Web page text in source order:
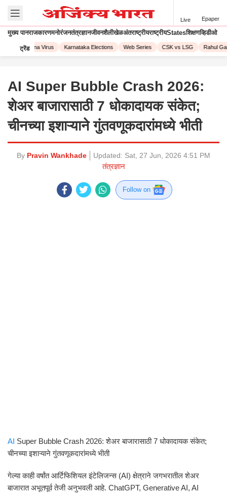
Live Epaper
मुख्य पानराजकारणमनोरंजनतंत्रज्ञानजीवनशैलीखेळअंतराष्ट्रीयराष्ट्रीयStatesशिक्षणव्हिडीओ
ट्रेंड
Corona Virus Karnataka Elections Web Series CSK vs LSG Rahul
AI Super Bubble Crash 2026:
शेअर बाजारासाठी 7 धोकादायक संकेत;
चीनच्या इशाऱ्याने गुंतवणूकदारांमध्ये भीती
By Pravin Wankhade Updated: Sat, 27 Jun, 2026 4:51 PM
तंत्रज्ञान
Follow on
AI Super Bubble Crash 2026: शेअर बाजारासाठी 7 धोकादायक संकेत;
चीनच्या इशाऱ्याने गुंतवणूकदारांमध्ये भीती
गेल्या काही वर्षांत आर्टिफिशियल इंटेलिजन्स (AI) क्षेत्राने जगभरातील शेअर
बाजारात अभूतपूर्व तेजी अनुभवली आहे. ChatGPT, Generative AI, AI